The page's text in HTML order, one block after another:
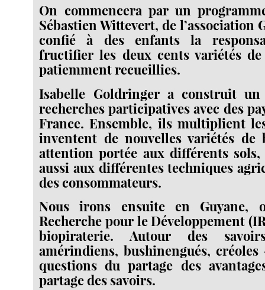
On commencera par un
Sébastien Wittevert, de l’association
confié à des enfants la
fructifier les deux cents variétés
patiemment recueillies.
Isabelle Goldringer a construit un
recherches participatives avec des
France. Ensemble, ils multiplient
inventent de nouvelles variétés
attention portée aux différents
aussi aux différentes techniques
des consommateurs.
Nous irons ensuite en Guyane,
Recherche pour le Développement
biopiraterie. Autour des
amérindiens, bushinengués,
questions du partage des
partage des savoirs.